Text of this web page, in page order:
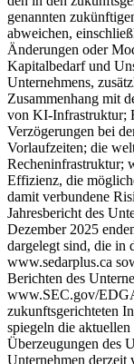
genannten
abweichen,
Änderungen oder
Kapitalbedarf und
Unternehmens,
Zusammenhang mit
von KI-Infrastruktur;
Verzögerungen bei
Vorlaufzeiten; die
Recheninfrastruktur;
Effizienz, die
damit verbundene
Jahresbericht des
Dezember 2025
dargelegt sind, die in
www.sedarplus.ca
Berichten des
www.SEC.gov/
zukunftsgerichteten
spiegeln die
Überzeugungen des
Unternehmen derzeit